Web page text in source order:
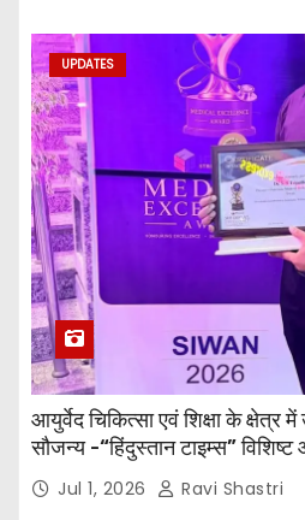
UPDATES
आयुर्वेद चिकित्सा एवं शिक्षा के क्षेत्र
सौजन्य -“हिंदुस्तान टाइम्स” विशिष्ट
विवेक रंजन मैत्रेय (भा०प्र० से०),
(भा०पु०से०) सिविल सर्जन, सिवान एवं
Jul 1, 2026 Ravi Shastri